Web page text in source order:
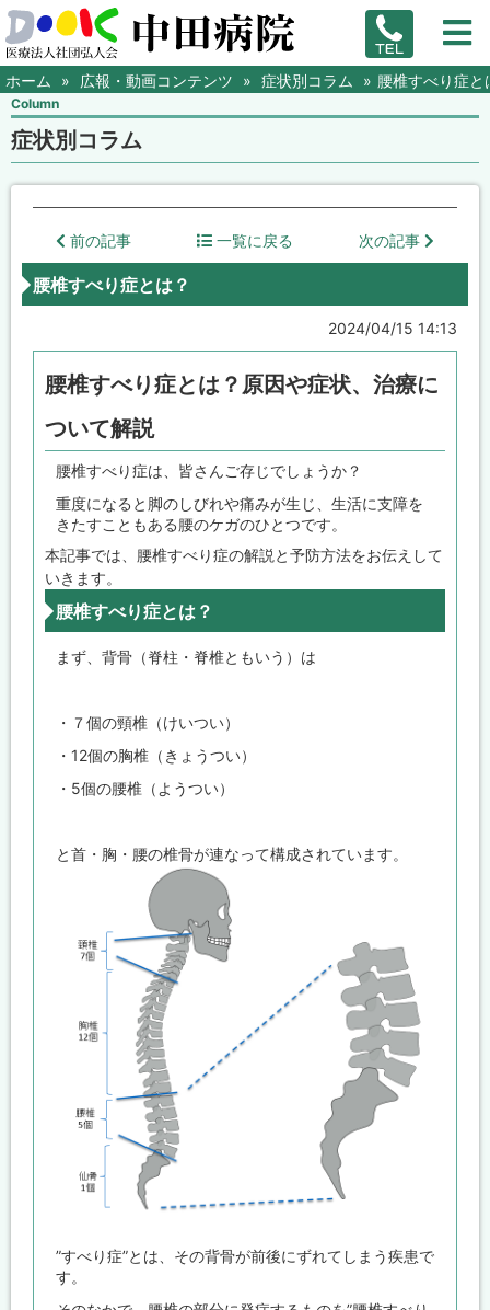
ホーム 広報・動画コンテンツ 症状別コラム 腰椎すべり症と
Column
症状別コラム
前の記事 一覧に戻る 次の記事
腰椎すべり症とは？
2024/04/15 14:13
腰椎すべり症とは？原因や症状、治療に
ついて解説
腰椎すべり症は、皆さんご存じでしょうか？
重度になると脚のしびれや痛みが生じ、生活に支障を
きたすこともある腰のケガのひとつです。
本記事では、腰椎すべり症の解説と予防方法をお伝えして
いきます。
腰椎すべり症とは？
まず、背骨（脊柱・脊椎ともいう）は
・７個の頸椎（けいつい）
・12個の胸椎（きょうつい）
・5個の腰椎（ようつい）
と首・胸・腰の椎骨が連なって構成されています。
”すべり症”とは、その背骨が前後にずれてしまう疾患で
す。